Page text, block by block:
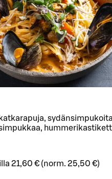
21,60 € (norm. 25,50 €)